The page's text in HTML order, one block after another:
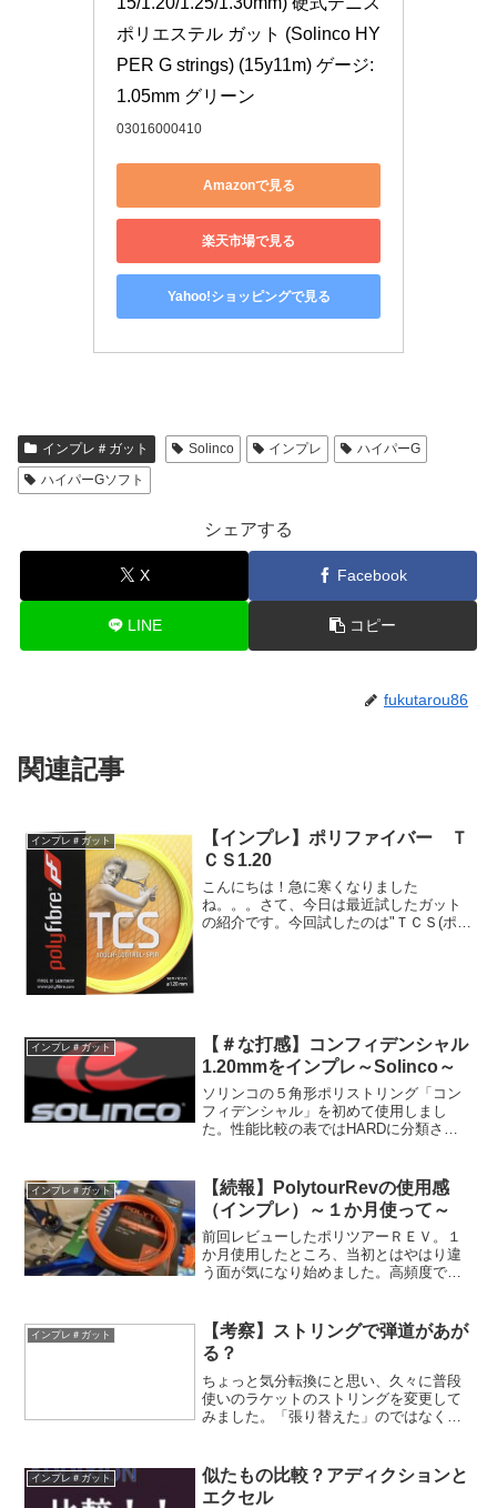
ポリエステル ガット (Solinco HY
PER G strings) (15y11m) ゲージ:
1.05mm グリーン
03016000410
Amazonで見る
楽天市場で見る
Yahoo!ショッピングで見る
インプレ＃ガット Solinco インプレ
ハイパーG
ハイパーGソフト
シェアする
X Facebook
LINE コピー
fukutarou86
関連記事
インプレ＃ガット
【インプレ】ポリファイバー Ｔ
ＣＳ1.20
こんにちは！急に寒くなりました
ね。。。さて、今日は最近試したガット
の紹介です。今回試したのは"ＴＣＳ(ポリ
インプレ＃ガット
【＃な打感】コンフィデンシャル
1.20mmをインプレ～Solinco～
ソリンコの５角形ポリストリング「コン
フィデンシャル」を初めて使用しまし
た。性能比較の表ではHARDに分類され
インプレ＃ガット
【続報】PolytourRevの使用感
（インプレ）～１か月使って～
前回レビューしたポリツアーＲＥＶ。１
か月使用したところ、当初とはやはり違
う面が気になり始めました。高頻度で張
したらどうなるかも検討材料かと思いま
す。そういった方の参考になれば幸いで
す。
インプレ＃ガット
【考察】ストリングで弾道があが
る？
ちょっと気分転換にと思い、久々に普段
使いのラケットのストリングを変更して
みました。「張り替えた」のではなく、
今回は紹介したいと思います。ストリン
グによっての変化（わかり...
インプレ＃ガット
似たもの比較？アディクションと
エクセル